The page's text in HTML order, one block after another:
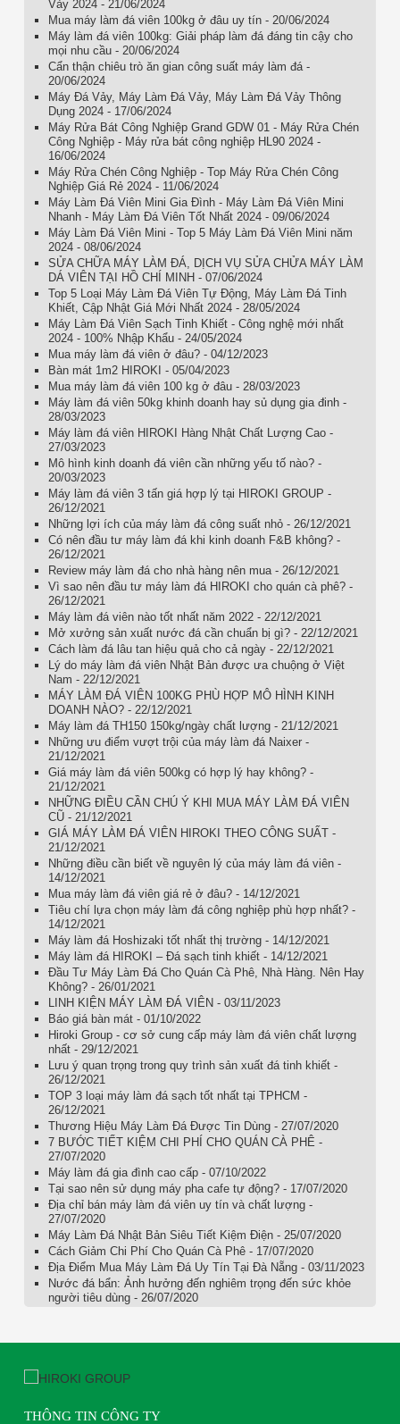
Vảy 2024 - 21/06/2024
Mua máy làm đá viên 100kg ở đâu uy tín - 20/06/2024
Máy làm đá viên 100kg: Giải pháp làm đá đáng tin cậy cho
mọi nhu cầu - 20/06/2024
Cẩn thận chiêu trò ăn gian công suất máy làm đá -
20/06/2024
Máy Đá Vảy, Máy Làm Đá Vảy, Máy Làm Đá Vảy Thông
Dụng 2024 - 17/06/2024
Máy Rửa Bát Công Nghiệp Grand GDW 01 - Máy Rửa Chén
Công Nghiệp - Máy rửa bát công nghiệp HL90 2024 -
16/06/2024
Máy Rửa Chén Công Nghiệp - Top Máy Rửa Chén Công
Nghiệp Giá Rẻ 2024 - 11/06/2024
Máy Làm Đá Viên Mini Gia Đình - Máy Làm Đá Viên Mini
Nhanh - Máy Làm Đá Viên Tốt Nhất 2024 - 09/06/2024
Máy Làm Đá Viên Mini - Top 5 Máy Làm Đá Viên Mini năm
2024 - 08/06/2024
SỬA CHỮA MÁY LÀM ĐÁ, DỊCH VỤ SỬA CHỬA MÁY LÀM
DÁ VIÊN TẠI HỒ CHÍ MINH - 07/06/2024
Top 5 Loại Máy Làm Đá Viên Tự Động, Máy Làm Đá Tinh
Khiết, Cập Nhật Giá Mới Nhất 2024 - 28/05/2024
Máy Làm Đá Viên Sạch Tinh Khiết - Công nghệ mới nhất
2024 - 100% Nhập Khẩu - 24/05/2024
Mua máy làm đá viên ở đâu? - 04/12/2023
Bàn mát 1m2 HIROKI - 05/04/2023
Mua máy làm đá viên 100 kg ở đâu - 28/03/2023
Máy làm đá viên 50kg khinh doanh hay sủ dụng gia đinh -
28/03/2023
Máy làm đá viên HIROKI Hàng Nhật Chất Lượng Cao -
27/03/2023
Mô hình kinh doanh đá viên cần những yếu tố nào? -
20/03/2023
Máy làm đá viên 3 tấn giá hợp lý tại HIROKI GROUP -
26/12/2021
Những lợi ích của máy làm đá công suất nhỏ - 26/12/2021
Có nên đầu tư máy làm đá khi kinh doanh F&B không? -
26/12/2021
Review máy làm đá cho nhà hàng nên mua - 26/12/2021
Vì sao nên đầu tư máy làm đá HIROKI cho quán cà phê? -
26/12/2021
Máy làm đá viên nào tốt nhất năm 2022 - 22/12/2021
Mở xưởng sản xuất nước đá cần chuẩn bị gì? - 22/12/2021
Cách làm đá lâu tan hiệu quả cho cả ngày - 22/12/2021
Lý do máy làm đá viên Nhật Bản được ưa chuộng ở Việt
Nam - 22/12/2021
MÁY LÀM ĐÁ VIÊN 100KG PHÙ HỢP MÔ HÌNH KINH
DOANH NÀO? - 22/12/2021
Máy làm đá TH150 150kg/ngày chất lượng - 21/12/2021
Những ưu điểm vượt trội của máy làm đá Naixer -
21/12/2021
Giá máy làm đá viên 500kg có hợp lý hay không? -
21/12/2021
NHỮNG ĐIỀU CẦN CHÚ Ý KHI MUA MÁY LÀM ĐÁ VIÊN
CŨ - 21/12/2021
GIÁ MÁY LÀM ĐÁ VIÊN HIROKI THEO CÔNG SUẤT -
21/12/2021
Những điều cần biết về nguyên lý của máy làm đá viên -
14/12/2021
Mua máy làm đá viên giá rẻ ở đâu? - 14/12/2021
Tiêu chí lựa chọn máy làm đá công nghiệp phù hợp nhất? -
14/12/2021
Máy làm đá Hoshizaki tốt nhất thị trường - 14/12/2021
Máy làm đá HIROKI – Đá sạch tinh khiết - 14/12/2021
Đầu Tư Máy Làm Đá Cho Quán Cà Phê, Nhà Hàng. Nên Hay
Không? - 26/01/2021
LINH KIỆN MÁY LÀM ĐÁ VIÊN - 03/11/2023
Báo giá bàn mát - 01/10/2022
Hiroki Group - cơ sở cung cấp máy làm đá viên chất lượng
nhất - 29/12/2021
Lưu ý quan trọng trong quy trình sản xuất đá tinh khiết -
26/12/2021
TOP 3 loại máy làm đá sạch tốt nhất tại TPHCM -
26/12/2021
Thương Hiệu Máy Làm Đá Được Tin Dùng - 27/07/2020
7 BƯỚC TIẾT KIỆM CHI PHÍ CHO QUÁN CÀ PHÊ -
27/07/2020
Máy làm đá gia đình cao cấp - 07/10/2022
Tại sao nên sử dụng máy pha cafe tự động? - 17/07/2020
Địa chỉ bán máy làm đá viên uy tín và chất lượng -
27/07/2020
Máy Làm Đá Nhật Bản Siêu Tiết Kiệm Điện - 25/07/2020
Cách Giảm Chi Phí Cho Quán Cà Phê - 17/07/2020
Địa Điểm Mua Máy Làm Đá Uy Tín Tại Đà Nẵng - 03/11/2023
Nước đá bẩn: Ảnh hưởng đến nghiêm trọng đến sức khỏe
người tiêu dùng - 26/07/2020
THÔNG TIN CÔNG TY